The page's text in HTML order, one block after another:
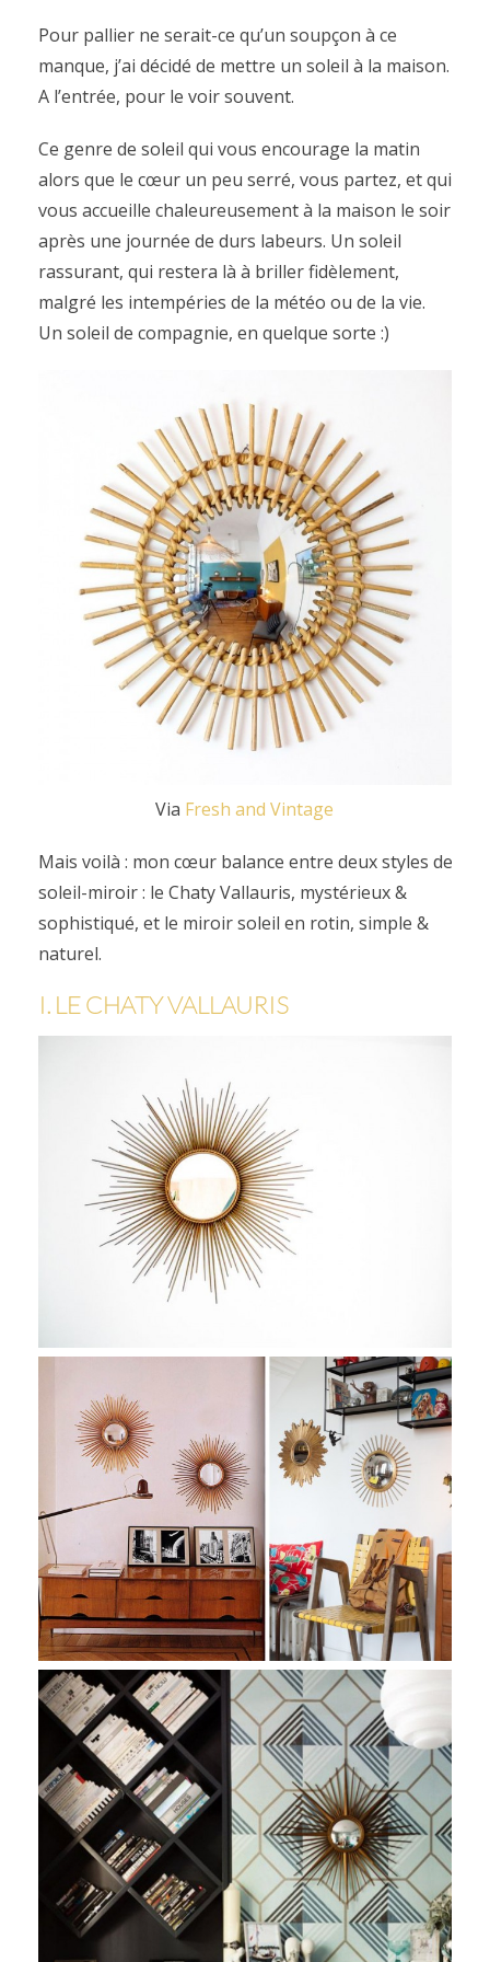
Pour pallier ne serait-ce qu’un soupçon à ce
manque, j’ai décidé de mettre un soleil à la maison.
A l’entrée, pour le voir souvent.
Ce genre de soleil qui vous encourage la matin
alors que le cœur un peu serré, vous partez, et qui
vous accueille chaleureusement à la maison le soir
après une journée de durs labeurs. Un soleil
rassurant, qui restera là à briller fidèlement,
malgré les intempéries de la météo ou de la vie.
Un soleil de compagnie, en quelque sorte :)
Via Fresh and Vintage
Mais voilà : mon cœur balance entre deux styles de
soleil-miroir : le Chaty Vallauris, mystérieux &
sophistiqué, et le miroir soleil en rotin, simple &
naturel.
I. LE CHATY VALLAURIS